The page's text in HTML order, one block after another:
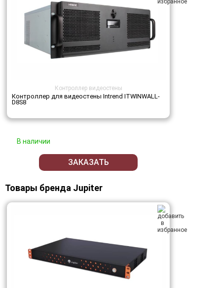
Контроллер видеостены
Контроллер для видеостены Intrend ITWINWALL-
D8S8
В наличии
ЗАКАЗАТЬ
Товары бренда Jupiter